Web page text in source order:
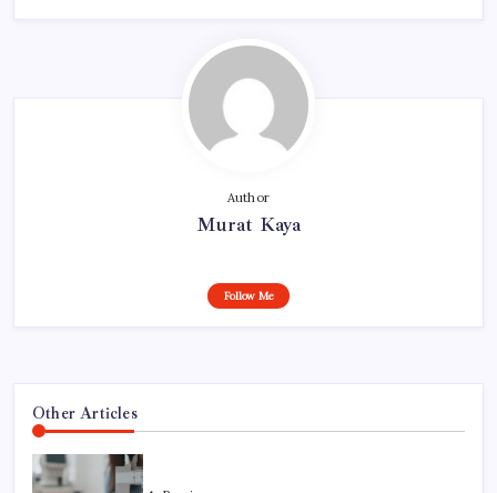
Author
Murat Kaya
Follow Me
Other Articles